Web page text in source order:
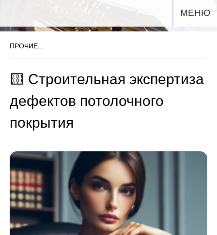
МЕНЮ
ПРОЧИЕ...
🟨 Строительная экспертиза
дефектов потолочного
покрытия